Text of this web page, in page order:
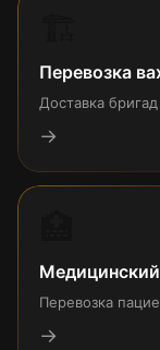
Перевозка
Доставка
→
Перевозка
→